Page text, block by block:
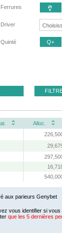
Ferrures 
Driver
Quinté Q+
Alloc.
aux parieurs Genybet
vous identifier si
que les 5 dernières